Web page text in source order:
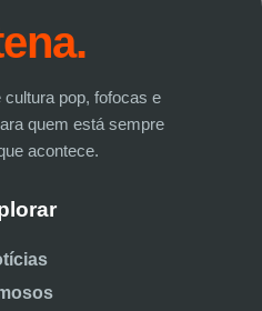
cultura pop, fofocas e
quem está sempre
acontece.